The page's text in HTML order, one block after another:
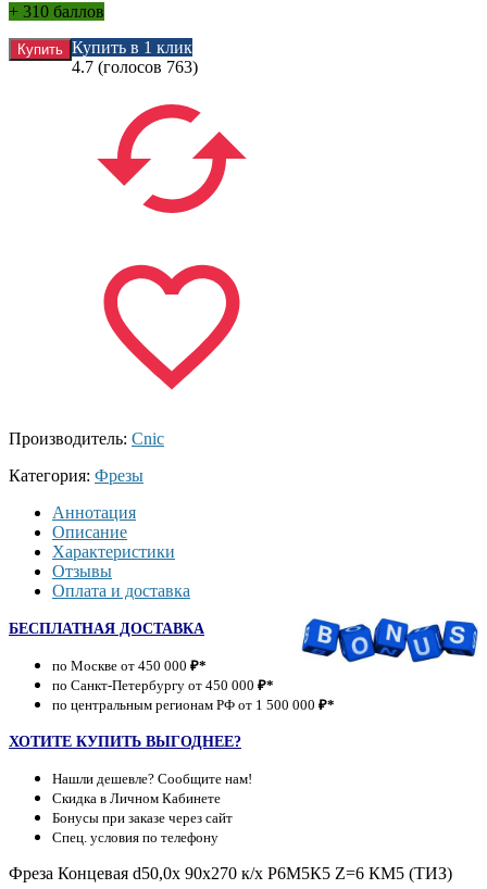
+ 310 баллов
Купить в 1 клик
4.7 (голосов 763)
Производитель: Cnic
Категория: Фрезы
Аннотация
Описание
Характеристики
Отзывы
Оплата и доставка
БЕСПЛАТНАЯ ДОСТАВКА
по Москве от 450 000 ₽*
по Санкт-Петербургу от 450 000 ₽*
по центральным регионам РФ от 1 500 000 ₽*
ХОТИТЕ КУПИТЬ ВЫГОДНЕЕ?
Нашли дешевле? Сообщите нам!
Скидка в Личном Кабинете
Бонусы при заказе через сайт
Спец. условия по телефону
Фреза Концевая d50,0х 90х270 к/х Р6М5К5 Z=6 КМ5 (ТИЗ)